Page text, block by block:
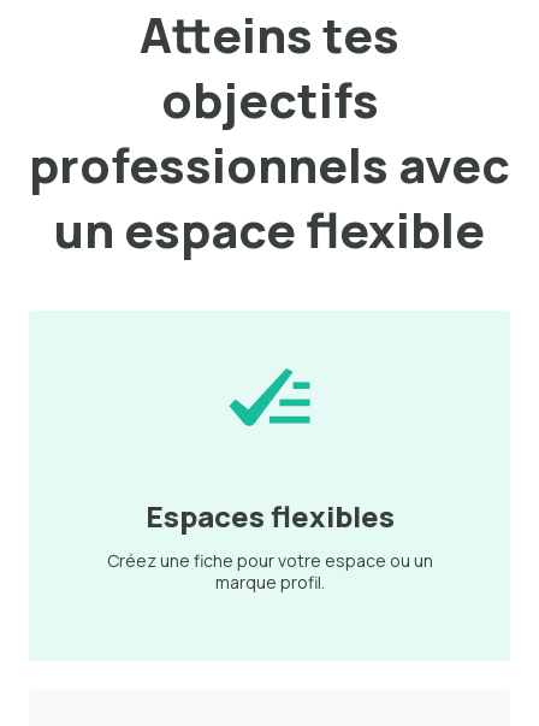
Atteins tes
objectifs
professionnels avec
un espace flexible
Espaces flexibles
Créez une fiche pour votre espace ou un
marque profil.